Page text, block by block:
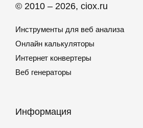
© 2010 – 2026, ciox.ru
Инструменты для веб анализа
Онлайн калькуляторы
Интернет конвертеры
Веб генераторы
Информация